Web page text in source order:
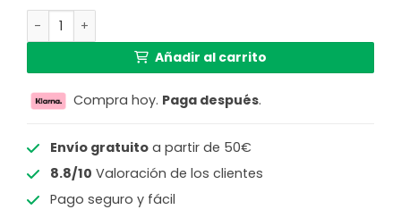
Lámpara de pie arco pantalla negra/dorada
Añadir al carrito
Compra hoy. Paga después.
Envío gratuitoa partir de 50€
8.8/10 Valoración de los clientes
Pago seguro y fácil